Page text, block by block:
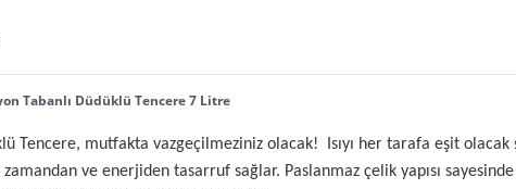
Tabanlı Düdüklü Tencere 7 Litre
Tencere, mutfakta vazgeçilmeziniz olacak!  Isıyı her tarafa eşit
ve enerjiden tasarruf sağlar. Paslanmaz çelik yapısı